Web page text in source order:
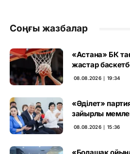
Соңғы жазбалар
«Астана» БК
жастар
08.08.2026 ∣ 19:34
«Әділет»
зайырлы
тәртіп»
08.08.2026 ∣ 15:36